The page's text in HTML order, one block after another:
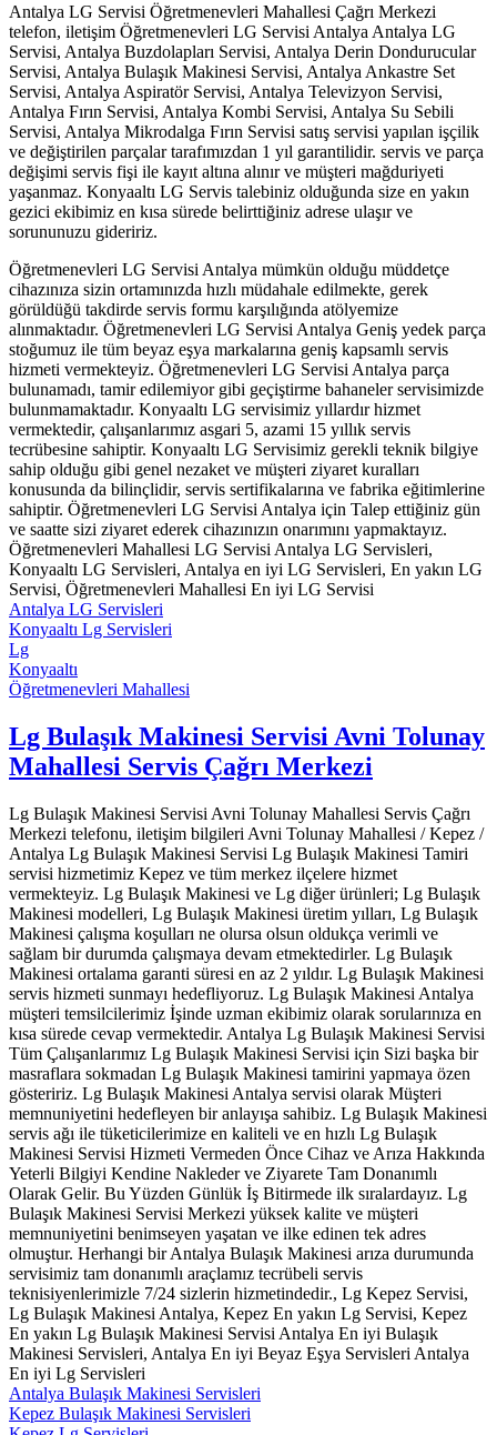
Antalya LG Servisi Öğretmenevleri Mahallesi Çağrı Merkezi
telefon, iletişim Öğretmenevleri LG Servisi Antalya Antalya LG
Servisi, Antalya Buzdolapları Servisi, Antalya Derin Dondurucular
Servisi, Antalya Bulaşık Makinesi Servisi, Antalya Ankastre Set
Servisi, Antalya Aspiratör Servisi, Antalya Televizyon Servisi,
Antalya Fırın Servisi, Antalya Kombi Servisi, Antalya Su Sebili
Servisi, Antalya Mikrodalga Fırın Servisi satış servisi yapılan işçilik
ve değiştirilen parçalar tarafımızdan 1 yıl garantilidir. servis ve parça
değişimi servis fişi ile kayıt altına alınır ve müşteri mağduriyeti
yaşanmaz. Konyaaltı LG Servis talebiniz olduğunda size en yakın
gezici ekibimiz en kısa sürede belirttiğiniz adrese ulaşır ve
sorununuzu gideririz.
Öğretmenevleri LG Servisi Antalya mümkün olduğu müddetçe
cihazınıza sizin ortamınızda hızlı müdahale edilmekte, gerek
görüldüğü takdirde servis formu karşılığında atölyemize
alınmaktadır. Öğretmenevleri LG Servisi Antalya Geniş yedek parça
stoğumuz ile tüm beyaz eşya markalarına geniş kapsamlı servis
hizmeti vermekteyiz. Öğretmenevleri LG Servisi Antalya parça
bulunamadı, tamir edilemiyor gibi geçiştirme bahaneler servisimizde
bulunmamaktadır. Konyaaltı LG servisimiz yıllardır hizmet
vermektedir, çalışanlarımız asgari 5, azami 15 yıllık servis
tecrübesine sahiptir. Konyaaltı LG Servisimiz gerekli teknik bilgiye
sahip olduğu gibi genel nezaket ve müşteri ziyaret kuralları
konusunda da bilinçlidir, servis sertifikalarına ve fabrika eğitimlerine
sahiptir. Öğretmenevleri LG Servisi Antalya için Talep ettiğiniz gün
ve saatte sizi ziyaret ederek cihazınızın onarımını yapmaktayız.
Öğretmenevleri Mahallesi LG Servisi Antalya LG Servisleri,
Konyaaltı LG Servisleri, Antalya en iyi LG Servisleri, En yakın LG
Servisi, Öğretmenevleri Mahallesi En iyi LG Servisi
Antalya LG Servisleri
Konyaaltı Lg Servisleri
Lg
Konyaaltı
Öğretmenevleri Mahallesi
Lg Bulaşık Makinesi Servisi Avni Tolunay
Mahallesi Servis Çağrı Merkezi
Lg Bulaşık Makinesi Servisi Avni Tolunay Mahallesi Servis Çağrı
Merkezi telefonu, iletişim bilgileri Avni Tolunay Mahallesi / Kepez /
Antalya Lg Bulaşık Makinesi Servisi Lg Bulaşık Makinesi Tamiri
servisi hizmetimiz Kepez ve tüm merkez ilçelere hizmet
vermekteyiz. Lg Bulaşık Makinesi ve Lg diğer ürünleri; Lg Bulaşık
Makinesi modelleri, Lg Bulaşık Makinesi üretim yılları, Lg Bulaşık
Makinesi çalışma koşulları ne olursa olsun oldukça verimli ve
sağlam bir durumda çalışmaya devam etmektedirler. Lg Bulaşık
Makinesi ortalama garanti süresi en az 2 yıldır. Lg Bulaşık Makinesi
servis hizmeti sunmayı hedefliyoruz. Lg Bulaşık Makinesi Antalya
müşteri temsilcilerimiz İşinde uzman ekibimiz olarak sorularınıza en
kısa sürede cevap vermektedir. Antalya Lg Bulaşık Makinesi Servisi
Tüm Çalışanlarımız Lg Bulaşık Makinesi Servisi için Sizi başka bir
masraflara sokmadan Lg Bulaşık Makinesi tamirini yapmaya özen
gösteririz. Lg Bulaşık Makinesi Antalya servisi olarak Müşteri
memnuniyetini hedefleyen bir anlayışa sahibiz. Lg Bulaşık Makinesi
servis ağı ile tüketicilerimize en kaliteli ve en hızlı Lg Bulaşık
Makinesi Servisi Hizmeti Vermeden Önce Cihaz ve Arıza Hakkında
Yeterli Bilgiyi Kendine Nakleder ve Ziyarete Tam Donanımlı
Olarak Gelir. Bu Yüzden Günlük İş Bitirmede ilk sıralardayız. Lg
Bulaşık Makinesi Servisi Merkezi yüksek kalite ve müşteri
memnuniyetini benimseyen yaşatan ve ilke edinen tek adres
olmuştur. Herhangi bir Antalya Bulaşık Makinesi arıza durumunda
servisimiz tam donanımlı araçlamız tecrübeli servis
teknisiyenlerimizle 7/24 sizlerin hizmetindedir., Lg Kepez Servisi,
Lg Bulaşık Makinesi Antalya, Kepez En yakın Lg Servisi, Kepez
En yakın Lg Bulaşık Makinesi Servisi Antalya En iyi Bulaşık
Makinesi Servisleri, Antalya En iyi Beyaz Eşya Servisleri Antalya
En iyi Lg Servisleri
Antalya Bulaşık Makinesi Servisleri
Kepez Bulaşık Makinesi Servisleri